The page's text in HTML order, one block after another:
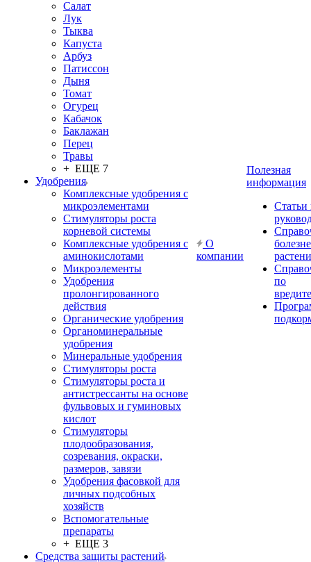
Салат
Лук
Тыква
Капуста
Арбуз
Патиссон
Дыня
Томат
Огурец
Кабачок
Баклажан
Перец
Травы
+ ЕЩЕ 7
Удобрения
Комплексные удобрения с
микроэлементами
Стимуляторы роста
корневой системы
Комплексные удобрения с
аминокислотами
Микроэлементы
Удобрения
пролонгированного
действия
Органические удобрения
Органоминеральные
удобрения
Минеральные удобрения
Стимуляторы роста
Стимуляторы роста и
антистрессанты на основе
фульвовых и гуминовых
кислот
Стимуляторы
плодообразования,
созревания, окраски,
размеров, завязи
Удобрения фасовкой для
личных подсобных
хозяйств
Вспомогательные
препараты
+ ЕЩЕ 3
Средства защиты растений
О
компании
Полезная
информация
Статьи
по